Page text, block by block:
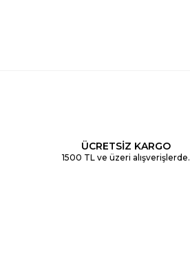
ÜCRETSİZ KARGO
1500 TL ve üzeri alışverişlerde.